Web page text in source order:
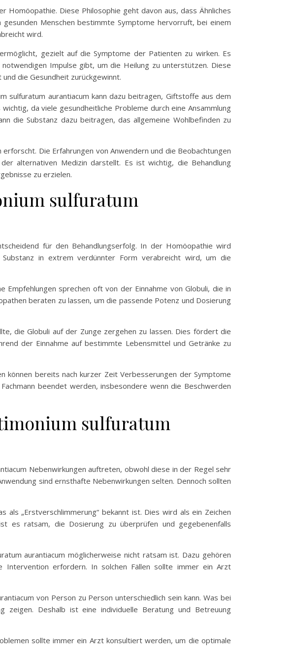
Homöopathie. Diese Philosophie geht davon aus, dass Ähnliches
Menschen bestimmte Symptome hervorruft, bei einem
wird.
gezielt auf die Symptome der Patienten zu wirken. Es
Impulse gibt, um die Heilung zu unterstützen. Diese
die Gesundheit zurückgewinnt.
sulfuratum aurantiacum kann dazu beitragen, Giftstoffe aus dem
da viele gesundheitliche Probleme durch eine Ansammlung
die Substanz dazu beitragen, das allgemeine Wohlbefinden zu
Die Erfahrungen von Anwendern und die Beobachtungen
alternativen Medizin darstellt. Es ist wichtig, die Behandlung
zu erzielen.
sulfuratum
für den Behandlungserfolg. In der Homöopathie wird
in extrem verdünnter Form verabreicht wird, um die
Empfehlungen sprechen oft von der Einnahme von Globuli, die in
beraten zu lassen, um die passende Potenz und Dosierung
die Globuli auf der Zunge zergehen zu lassen. Dies fördert die
der Einnahme auf bestimmte Lebensmittel und Getränke zu
können bereits nach kurzer Zeit Verbesserungen der Symptome
beendet werden, insbesondere wenn die Beschwerden
sulfuratum
Nebenwirkungen auftreten, obwohl diese in der Regel sehr
sind ernsthafte Nebenwirkungen selten. Dennoch sollten
„Erstverschlimmerung“ bekannt ist. Dies wird als ein Zeichen
es ratsam, die Dosierung zu überprüfen und gegebenenfalls
aurantiacum möglicherweise nicht ratsam ist. Dazu gehören
Intervention erfordern. In solchen Fällen sollte immer ein Arzt
von Person zu Person unterschiedlich sein kann. Was bei
zeigen. Deshalb ist eine individuelle Beratung und Betreuung
sollte immer ein Arzt konsultiert werden, um die optimale